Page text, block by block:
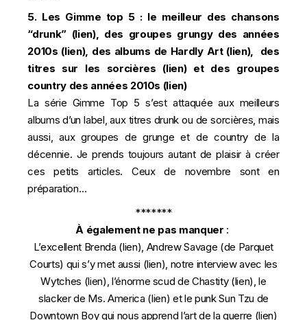
5. Les Gimme top 5 : le meilleur des chansons
“drunk” (lien), des groupes grungy des années
2010s (lien), des albums de Hardly Art (lien), des
titres sur les sorcières (lien) et des groupes
country des années 2010s (lien)
La série Gimme Top 5 s’est attaquée aux meilleurs
albums d’un label, aux titres drunk ou de sorcières, mais
aussi, aux groupes de grunge et de country de la
décennie. Je prends toujours autant de plaisir à créer
ces petits articles. Ceux de novembre sont en
préparation…
*******
À également ne pas manquer :
L’excellent Brenda (lien), Andrew Savage (de Parquet
Courts) qui s’y met aussi (lien), notre interview avec les
Wytches (lien), l’énorme scud de Chastity (lien), le
slacker de Ms. America (lien) et le punk Sun Tzu de
Downtown Boy qui nous apprend l’art de la guerre (lien)